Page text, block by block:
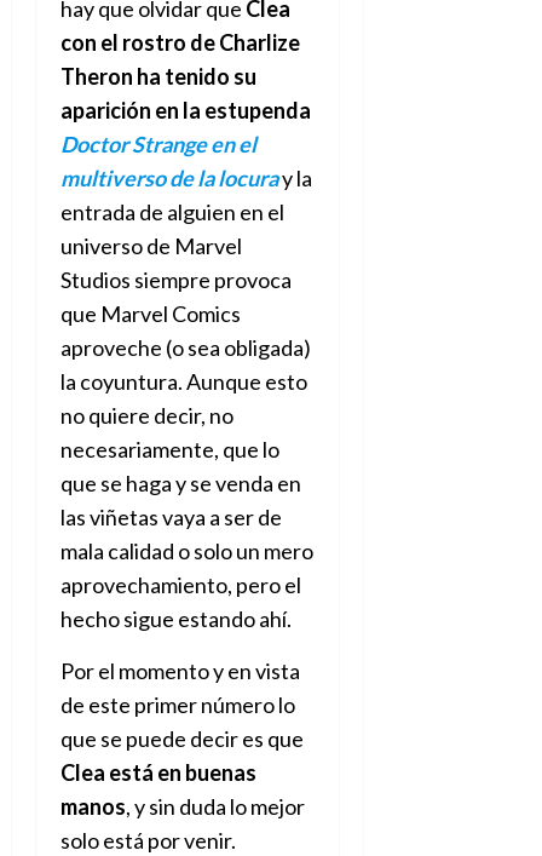
hay que olvidar que Clea
con el rostro de Charlize
Theron ha tenido su
aparición en la estupenda
Doctor Strange en el
multiverso de la locuray la
entrada de alguien en el
universo de Marvel
Studios siempre provoca
que Marvel Comics
aproveche (o sea obligada)
la coyuntura. Aunque esto
no quiere decir, no
necesariamente, que lo
que se haga y se venda en
las viñetas vaya a ser de
mala calidad o solo un mero
aprovechamiento, pero el
hecho sigue estando ahí.
Por el momento y en vista
de este primer número lo
que se puede decir es que
Clea está en buenas
manos, y sin duda lo mejor
solo está por venir.